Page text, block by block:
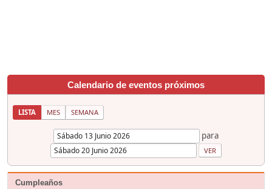
Calendario de eventos próximos
LISTA MES SEMANA
para
Cumpleaños